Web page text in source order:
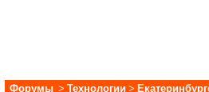
Форумы > Технологии >